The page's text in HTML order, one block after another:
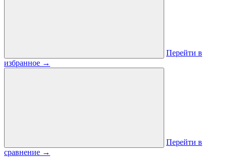
Перейти в
избранное →
Перейти в
сравнение →